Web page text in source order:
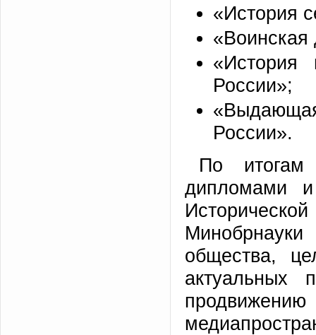
«История
«Воинская
«История
России»;
России».
По итогам
дипломами
Минобрнауки
общества,
актуальных
продвижению